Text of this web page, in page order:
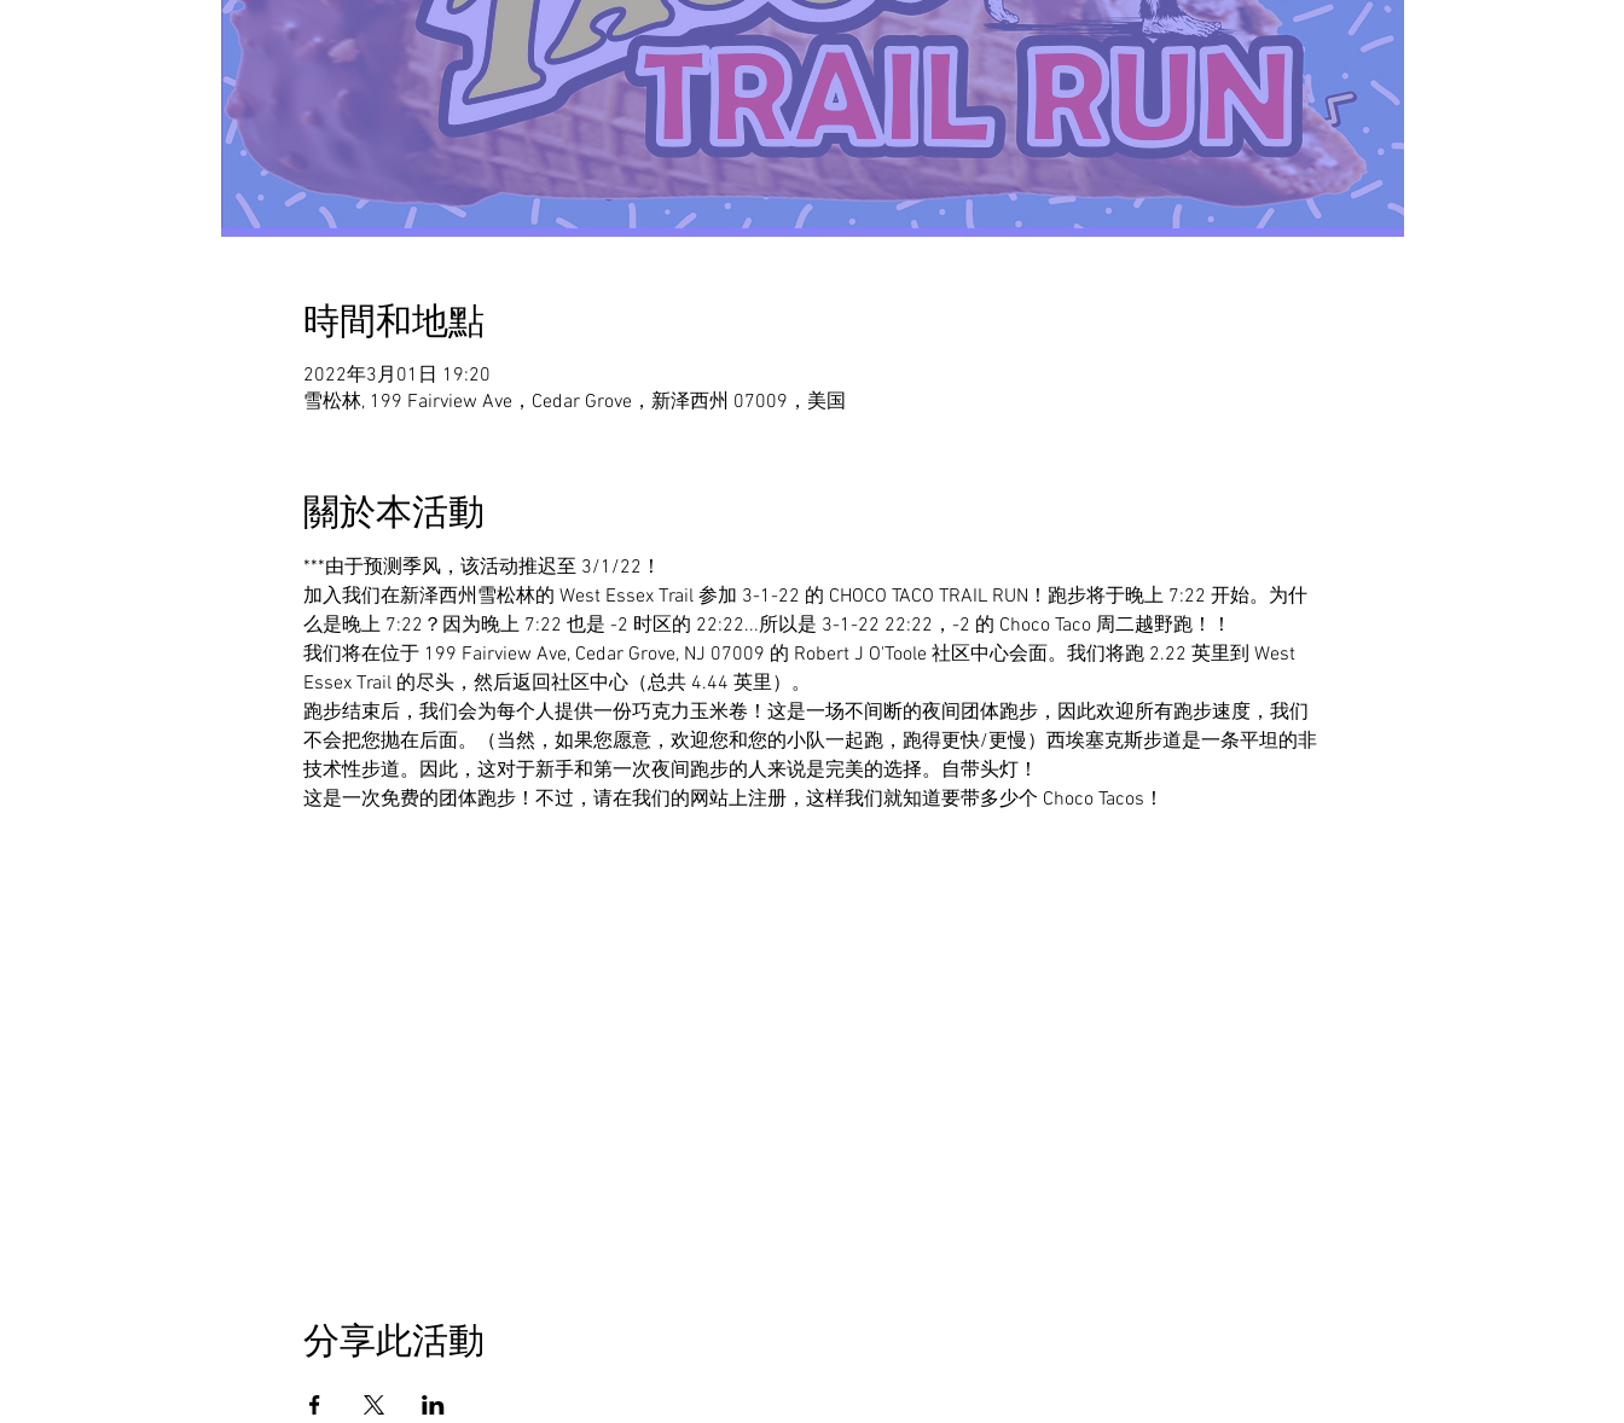
時間和地點
2022年3月01日 19:20
雪松林, 199 Fairview Ave，Cedar Grove，新泽西州 07009，美国
關於本活動
***由于预测季风，该活动推迟至 3/1/22！
加入我们在新泽西州雪松林的 West Essex Trail 参加 3-1-22 的 CHOCO TACO TRAIL RUN！跑步将于晚上 7:22 开始。为什
么是晚上 7:22？因为晚上 7:22 也是 -2 时区的 22:22...所以是 3-1-22 22:22，-2 的 Choco Taco 周二越野跑！！
我们将在位于 199 Fairview Ave, Cedar Grove, NJ 07009 的 Robert J O'Toole 社区中心会面。我们将跑 2.22 英里到 West
Essex Trail 的尽头，然后返回社区中心（总共 4.44 英里）。
跑步结束后，我们会为每个人提供一份巧克力玉米卷！这是一场不间断的夜间团体跑步，因此欢迎所有跑步速度，我们
不会把您抛在后面。（当然，如果您愿意，欢迎您和您的小队一起跑，跑得更快/更慢）西埃塞克斯步道是一条平坦的非
技术性步道。因此，这对于新手和第一次夜间跑步的人来说是完美的选择。自带头灯！
这是一次免费的团体跑步！不过，请在我们的网站上注册，这样我们就知道要带多少个 Choco Tacos！
分享此活動